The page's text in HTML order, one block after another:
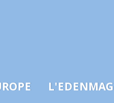
L'EDENMAG